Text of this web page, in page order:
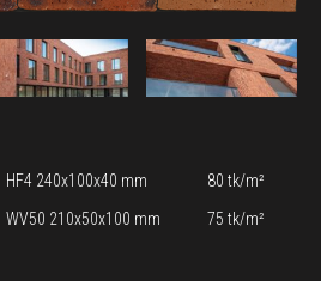
HF4 240x100x40 mm
80 tk/m²
WV50 210x50x100 mm 75 tk/m²